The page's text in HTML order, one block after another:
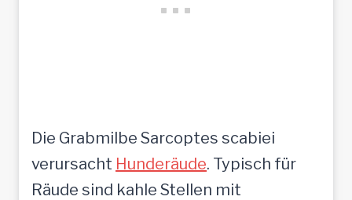
Die Grabmilbe Sarcoptes scabiei
verursacht Hunderäude. Typisch für
Räude sind kahle Stellen mit